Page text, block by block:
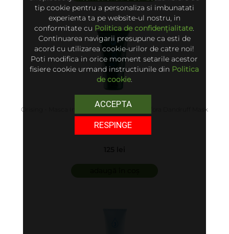
Orising - Masca Impotriva Matretii - Antiforfora Dandruff Mask
tip cookie pentru a personaliza si imbunatati
experienta ta pe website-ul nostru, in
conformitate cu Politica de confidențialitate.
Continuarea navigarii presupune ca esti de
acord cu utilizarea cookie-urilor de catre noi!
Poti modifica in orice moment setarile acestor
fisiere cookie urmand instructiunile din Politica
de cookie.
ACCEPTA
RESPINGE